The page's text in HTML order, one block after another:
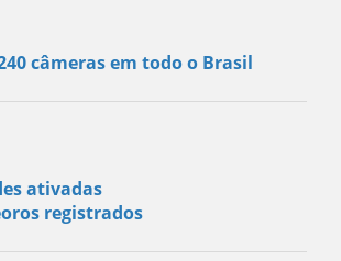
câmeras em todo o Brasil
ativadas
registrados